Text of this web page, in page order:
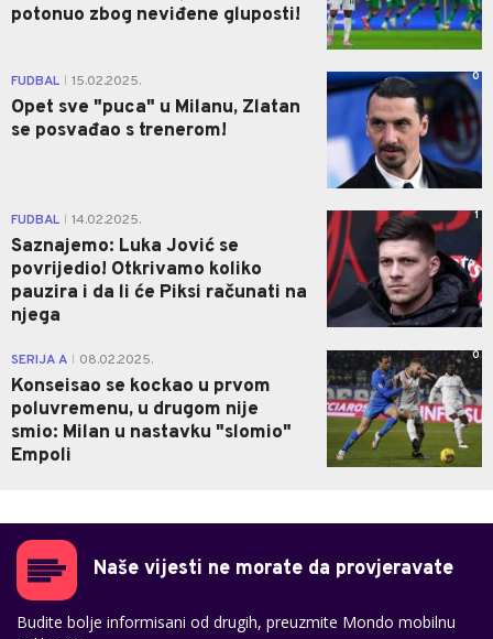
potonuo zbog neviđene gluposti!
FUDBAL 15.02.2025.
Opet sve "puca" u Milanu, Zlatan
se posvađao s trenerom!
0
FUDBAL 14.02.2025.
Saznajemo: Luka Jović se
povrijedio! Otkrivamo koliko
pauzira i da li će Piksi računati na
njega
1
SERIJA A 08.02.2025.
Konseisao se kockao u prvom
poluvremenu, u drugom nije
smio: Milan u nastavku "slomio"
Empoli
0
Naše vijesti ne morate da provjeravate
Budite bolje informisani od drugih, preuzmite Mondo mobilnu